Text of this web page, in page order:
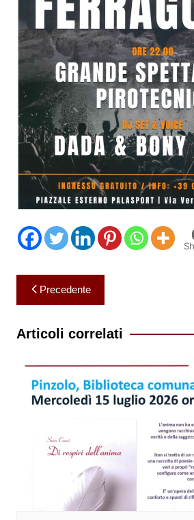
Navigazione
articoli
Precedente
Articoli correlati